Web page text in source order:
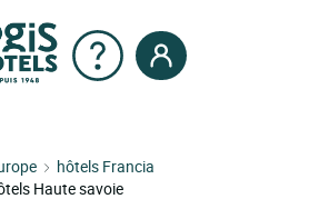
hôtels Francia
Haute savoie